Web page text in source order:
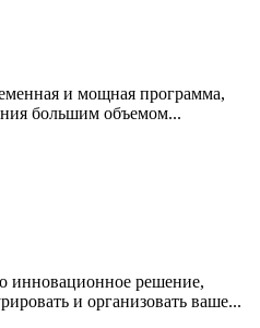
и мощная программа,
большим объемом...
инновационное решение,
и организовать ваше...